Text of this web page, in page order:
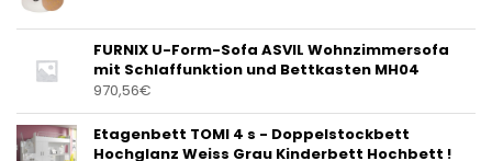
FURNIX U-Form-Sofa ASVIL Wohnzimmersofa
mit Schlaffunktion und Bettkasten MH04
970,56€
Etagenbett TOMI 4 s - Doppelstockbett
Hochglanz Weiss Grau Kinderbett Hochbett !